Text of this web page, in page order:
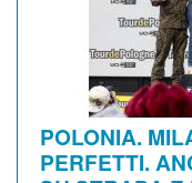
POLONIA.
PERFETTI.